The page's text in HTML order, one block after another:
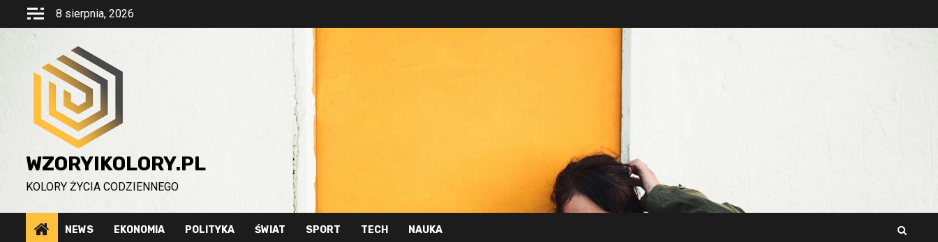
Przejdź
8 sierpnia, 2026
WZORYIKOLORY.PL
KOLORY ŻYCIA CODZIENNEGO
NEWS EKONOMIA POLITYKA ŚWIAT SPORT TECH NAUKA